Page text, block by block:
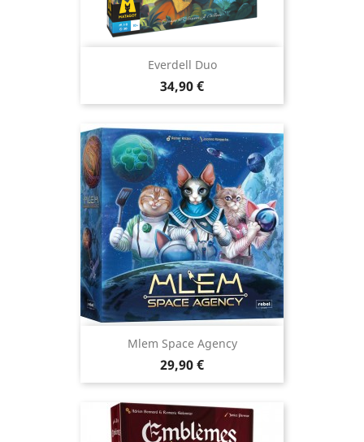
Everdell Duo
Prix
34,90 €
Mlem Space Agency
Prix
29,90 €